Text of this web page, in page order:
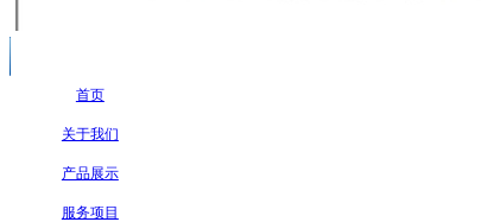
首页
关于我们
产品展示
服务项目